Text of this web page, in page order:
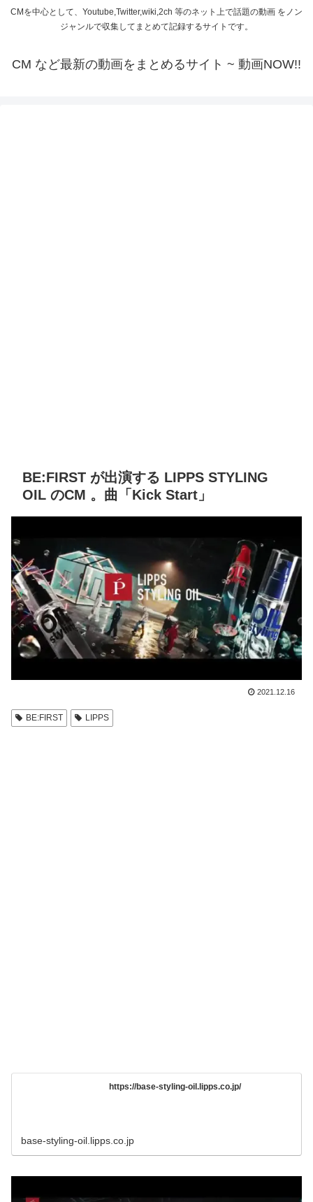
CMを中心として、Youtube,Twitter,wiki,2ch 等のネット上で話題の動画 をノン
ジャンルで収集してまとめて記録するサイトです。
CM など最新の動画をまとめるサイト ~ 動画NOW!!
BE:FIRST が出演する LIPPS STYLING
OIL のCM 。曲「Kick Start」
2021.12.16
BE:FIRST LIPPS
https://base-styling-oil.lipps.co.jp/
base-styling-oil.lipps.co.jp